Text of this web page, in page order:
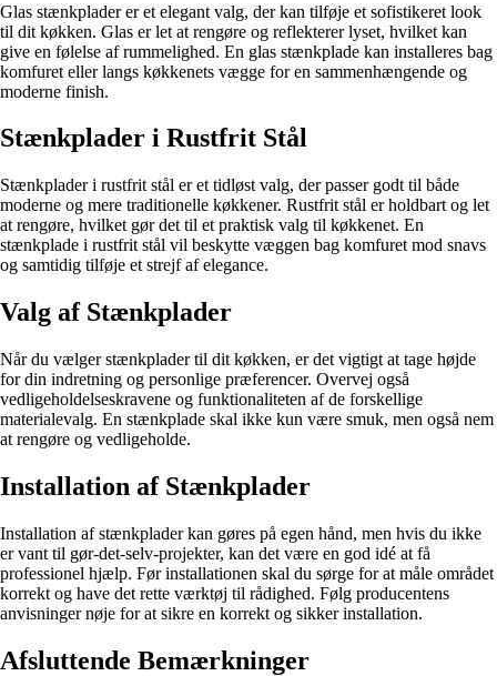
Glas stænkplader er et elegant valg, der kan tilføje et sofistikeret look
til dit køkken. Glas er let at rengøre og reflekterer lyset, hvilket kan
give en følelse af rummelighed. En glas stænkplade kan installeres bag
komfuret eller langs køkkenets vægge for en sammenhængende og
moderne finish.
Stænkplader i Rustfrit Stål
Stænkplader i rustfrit stål er et tidløst valg, der passer godt til både
moderne og mere traditionelle køkkener. Rustfrit stål er holdbart og let
at rengøre, hvilket gør det til et praktisk valg til køkkenet. En
stænkplade i rustfrit stål vil beskytte væggen bag komfuret mod snavs
og samtidig tilføje et strejf af elegance.
Valg af Stænkplader
Når du vælger stænkplader til dit køkken, er det vigtigt at tage højde
for din indretning og personlige præferencer. Overvej også
vedligeholdelseskravene og funktionaliteten af de forskellige
materialevalg. En stænkplade skal ikke kun være smuk, men også nem
at rengøre og vedligeholde.
Installation af Stænkplader
Installation af stænkplader kan gøres på egen hånd, men hvis du ikke
er vant til gør-det-selv-projekter, kan det være en god idé at få
professionel hjælp. Før installationen skal du sørge for at måle området
korrekt og have det rette værktøj til rådighed. Følg producentens
anvisninger nøje for at sikre en korrekt og sikker installation.
Afsluttende Bemærkninger